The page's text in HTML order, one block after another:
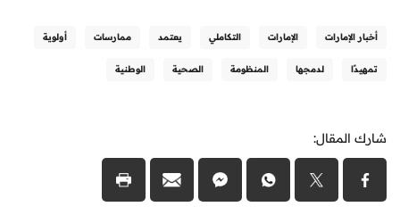
أخبار الإمارات الإمارات التكاملي يعتمد ممارسات أولوية
تمهيدًا لدمجها المنظومة الصحية الوطنية
شارك المقال: